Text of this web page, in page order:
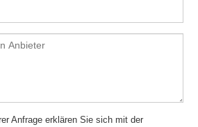
Anfrage erklären Sie sich mit der